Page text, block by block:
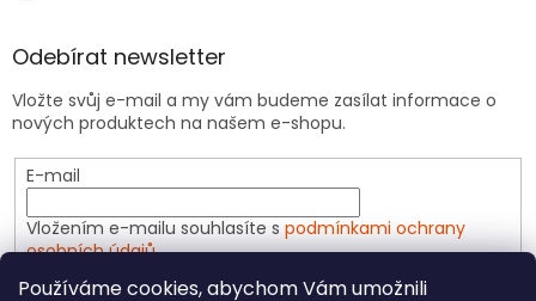
Používáme cookies, abychom Vám umožnili
Odebírat newsletter
Vložte svůj e-mail a my vám budeme zasílat informace o
nových produktech na našem e-shopu.
E-mail
Vložením e-mailu souhlasíte s podmínkami ochrany
osobních údajů